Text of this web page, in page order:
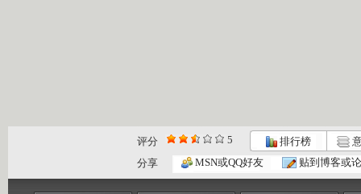
评分 5 排行榜
分享
MSN或QQ好友 贴到博客或